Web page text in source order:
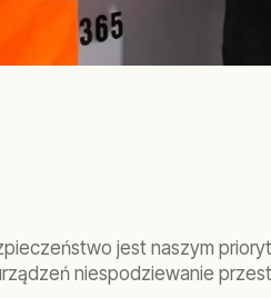
jest naszym
niespodziewanie